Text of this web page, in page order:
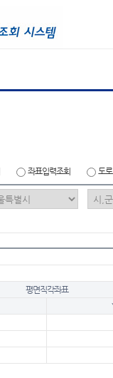
좌표입력조회 도
평면직각좌표